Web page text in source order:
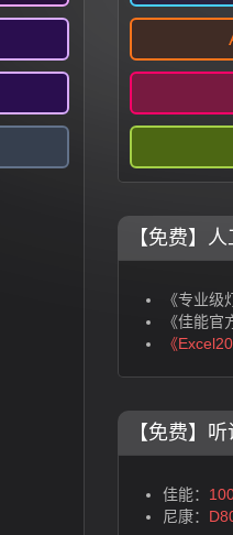
【免费】
《专业级
《佳能官
《
【免费】
佳能：
尼康：